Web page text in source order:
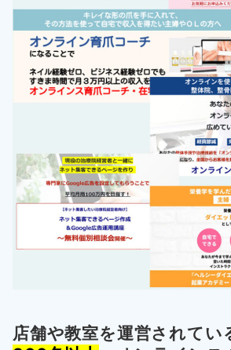
店舗や教室を運営されてい